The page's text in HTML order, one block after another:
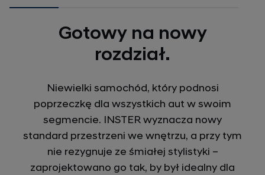
Gotowy na nowy
rozdział.
Niewielki samochód, który podnosi
poprzeczkę dla wszystkich aut w swoim
segmencie. INSTER wyznacza nowy
standard przestrzeni we wnętrzu, a przy tym
nie rezygnuje ze śmiałej stylistyki –
zaprojektowano go tak, by był idealny dla